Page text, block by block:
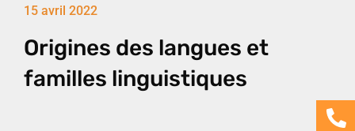
15 avril 2022
Origines des langues et
familles linguistiques